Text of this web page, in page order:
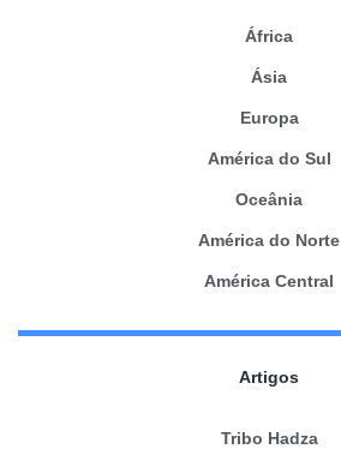
África
Ásia
Europa
América do Sul
Oceânia
América do Norte
América Central
Artigos
Tribo Hadza